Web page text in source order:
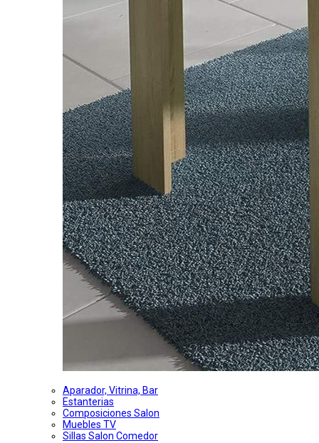
Aparador, Vitrina, Bar
Estanterias
Composiciones Salon
Muebles TV
Sillas Salon Comedor